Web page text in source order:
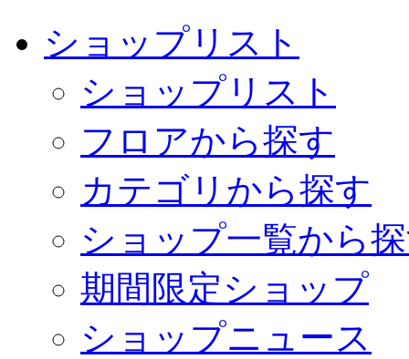
ショップリスト
ショップリスト
フロアから探す
カテゴリから探す
ショップ一覧から
期間限定ショップ
ショップニュース